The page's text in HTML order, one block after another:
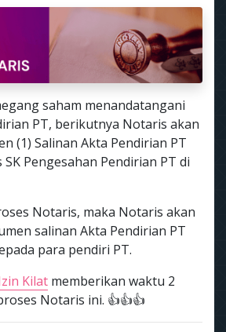
saham menandatangani
PT, berikutnya Notaris akan
(1) Salinan Akta Pendirian PT
Pengesahan Pendirian PT di
Notaris, maka Notaris akan
salinan Akta Pendirian PT
para pendiri PT.
Kilat memberikan waktu 2
Notaris ini. 👍👍👍